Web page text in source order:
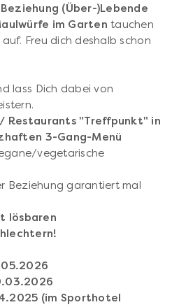
(Über-)Lebende
im Garten tauchen
Freu dich deshalb schon
lass Dich dabei von
Restaurants "Treffpunkt" in
3-Gang-Menü
vegetarische
Beziehung garantiert mal
lösbaren
(im Sporthotel